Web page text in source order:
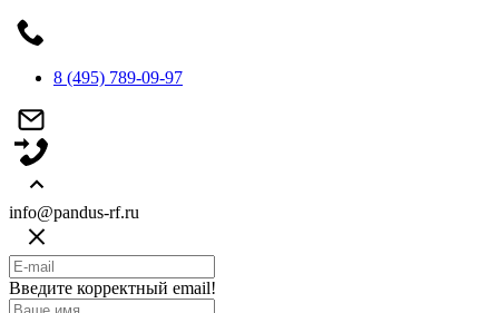
8 (495) 789-09-97
info@pandus-rf.ru
Введите корректный email!